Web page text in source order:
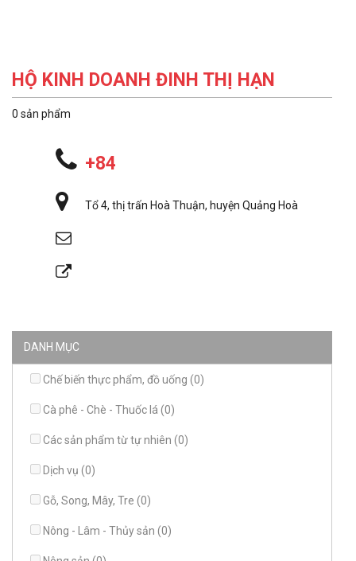
HỘ KINH DOANH ĐINH THỊ HẠN
0 sản phẩm
+84
Tổ 4, thị trấn Hoà Thuận, huyện Quảng Hoà
DANH MỤC
Chế biến thực phẩm, đồ uống (0)
Cà phê - Chè - Thuốc lá (0)
Các sản phẩm từ tự nhiên (0)
Dịch vụ (0)
Gỗ, Song, Mây, Tre (0)
Nông - Lâm - Thủy sản (0)